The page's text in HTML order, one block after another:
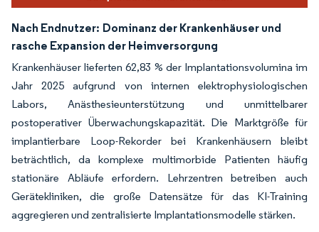
Nach Endnutzer: Dominanz der Krankenhäuser und
rasche Expansion der Heimversorgung
Krankenhäuser lieferten 62,83 % der Implantationsvolumina im
Jahr 2025 aufgrund von internen elektrophysiologischen
Labors, Anästhesieunterstützung und unmittelbarer
postoperativer Überwachungskapazität. Die Marktgröße für
implantierbare Loop-Rekorder bei Krankenhäusern bleibt
beträchtlich, da komplexe multimorbide Patienten häufig
stationäre Abläufe erfordern. Lehrzentren betreiben auch
Gerätekliniken, die große Datensätze für das KI-Training
aggregieren und zentralisierte Implantationsmodelle stärken.